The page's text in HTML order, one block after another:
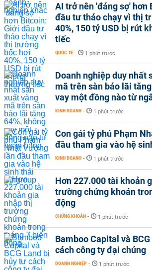
AI trở nên 'đáng sợ' hơn
đầu tư tháo chạy vì thị
40%, 150 tỷ USD bị rút
tiếc
QUỐC TẾ - 1 phút trước
Doanh nghiệp duy nhất
mã trên sàn báo lãi
vay một đồng nào từ
KINH DOANH - 1 phút trước
Con gái tỷ phú Phạm
đầu tham gia vào hệ
KINH DOANH - 1 phút trước
Hơn 227.000 tài khoản
trường chứng khoán
động
CHỨNG KHOÁN - 1 phút trước
Bamboo Capital và
cách công ty đại chúng
DOANH NGHIỆP - 1 phút trước